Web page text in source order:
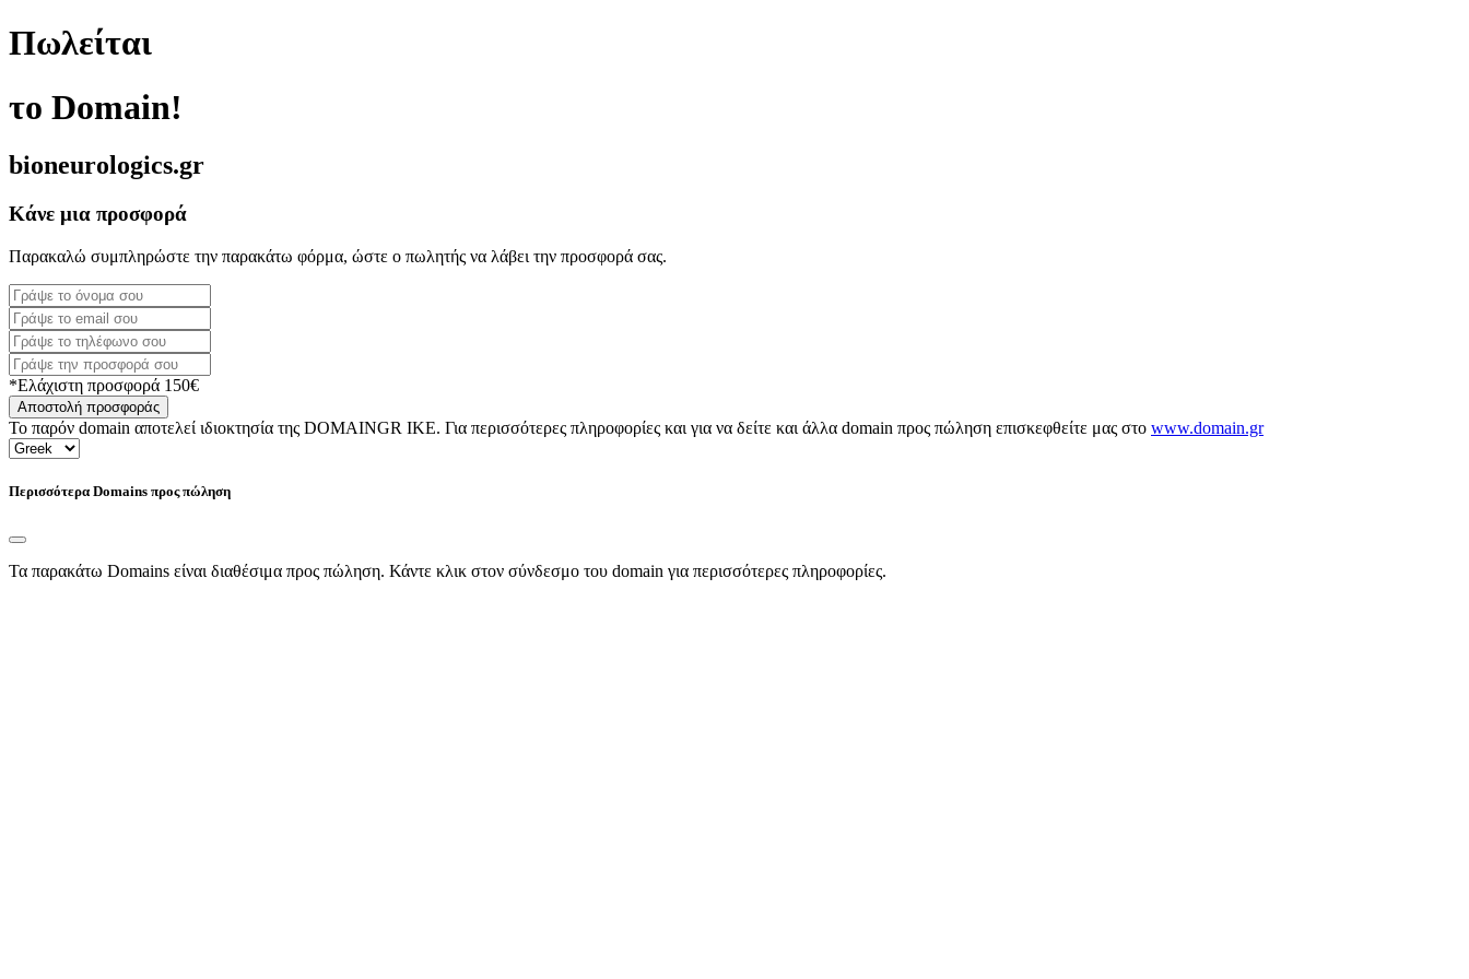
Πωλείται
το Domain!
bioneurologics.gr
Κάνε μια προσφορά
Παρακαλώ συμπληρώστε την παρακάτω φόρμα, ώστε ο πωλητής να λάβει την προσφορά σας.
*Ελάχιστη προσφορά 150€
Αποστολή προσφοράς
Το παρόν domain αποτελεί ιδιοκτησία της DOMAINGR ΙΚΕ. Για περισσότερες πληροφορίες και για να δείτε και άλλα domain προς πώληση επισκεφθείτε μας στο www.domain.gr
Περισσότερα Domains προς πώληση
Τα παρακάτω Domains είναι διαθέσιμα προς πώληση. Κάντε κλικ στον σύνδεσμο του domain για περισσότερες πληροφορίες.